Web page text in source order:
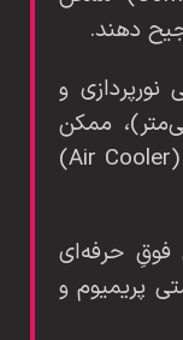
نورپردازی و
(ارتفاع 45 میلی‌متر)، ممکن
است با برخی خنک‌کننده‌های بادی (Air Cooler)
فوقِ حرفه‌ای
پریمیوم و